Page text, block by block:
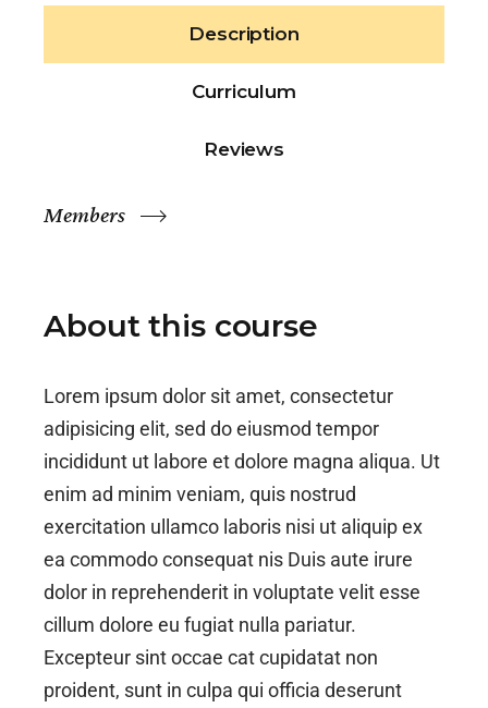
Description
Curriculum
Reviews
Members
About this course
Lorem ipsum dolor sit amet, consectetur
adipisicing elit, sed do eiusmod tempor
incididunt ut labore et dolore magna aliqua. Ut
enim ad minim veniam, quis nostrud
exercitation ullamco laboris nisi ut aliquip ex
ea commodo consequat nis Duis aute irure
dolor in reprehenderit in voluptate velit esse
cillum dolore eu fugiat nulla pariatur.
Excepteur sint occae cat cupidatat non
proident, sunt in culpa qui officia deserunt